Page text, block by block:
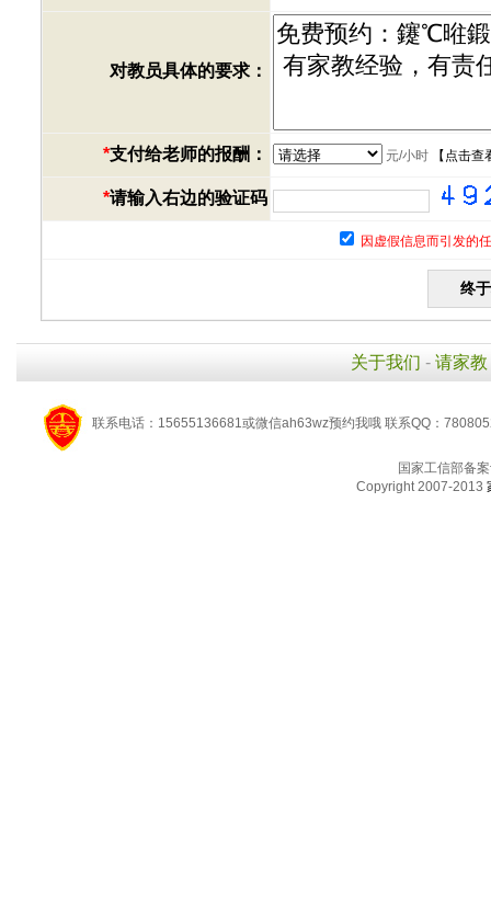
对教员具体的要求：
*支付给老师的报酬： 元/小时【 点击查
*请输入右边的验证码
因虚假信息而引发的
关于我们 - 请家教
联系电话：15655136681或微信ah63wz预约我哦 联系QQ：
国家工信部备
Copyright 2007-2013